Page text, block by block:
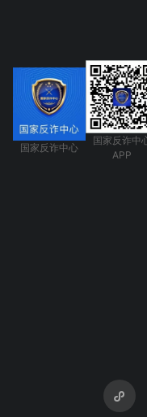
国家反诈中心
国家反诈中
APP